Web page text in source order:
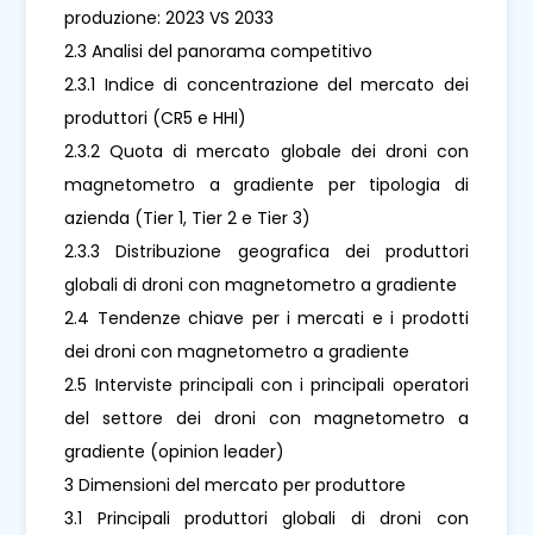
produzione: 2023 VS 2033
2.3 Analisi del panorama competitivo
2.3.1 Indice di concentrazione del mercato dei
produttori (CR5 e HHI)
2.3.2 Quota di mercato globale dei droni con
magnetometro a gradiente per tipologia di
azienda (Tier 1, Tier 2 e Tier 3)
2.3.3 Distribuzione geografica dei produttori
globali di droni con magnetometro a gradiente
2.4 Tendenze chiave per i mercati e i prodotti
dei droni con magnetometro a gradiente
2.5 Interviste principali con i principali operatori
del settore dei droni con magnetometro a
gradiente (opinion leader)
3 Dimensioni del mercato per produttore
3.1 Principali produttori globali di droni con